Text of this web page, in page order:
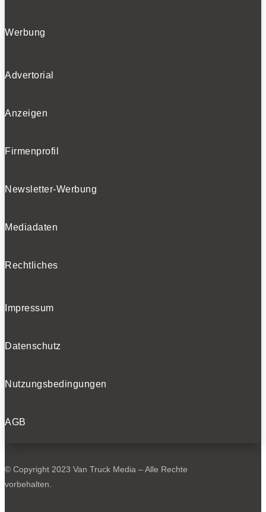
Werbung
Advertorial
Anzeigen
Firmenprofil
Newsletter-Werbung
Mediadaten
Rechtliches
Impressum
Datenschutz
Nutzungsbedingungen
AGB
© Copyright 2023 Van Truck Media – Alle Rechte
vorbehalten.